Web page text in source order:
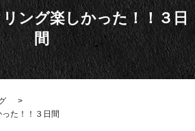
ング楽しかった！！３日
間
た！！３日間